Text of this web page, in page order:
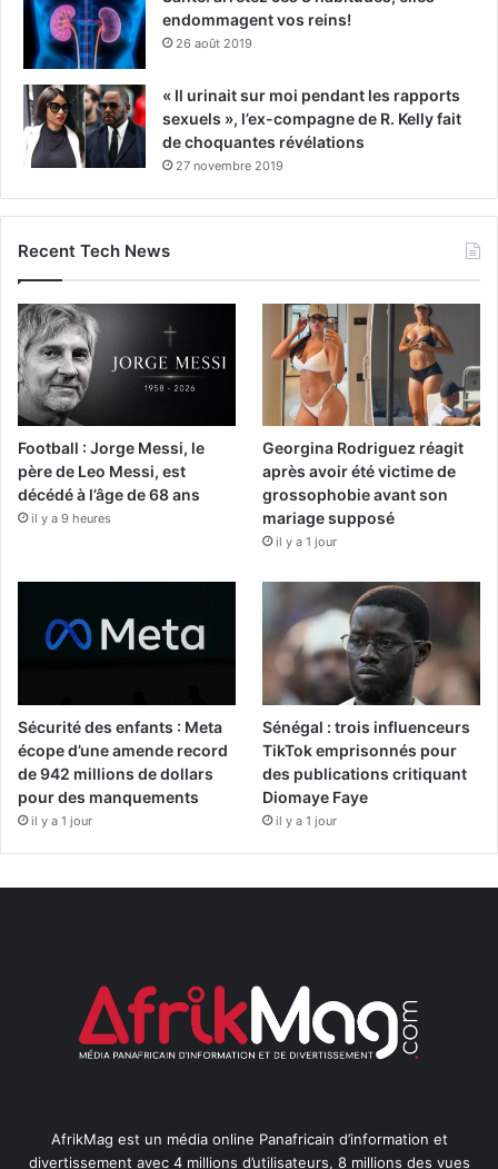
endommagent vos reins!
26 août 2019
« Il urinait sur moi pendant les rapports
sexuels », l’ex-compagne de R. Kelly fait
de choquantes révélations
27 novembre 2019
Recent Tech News
Football : Jorge Messi, le
père de Leo Messi, est
décédé à l’âge de 68 ans
il y a 9 heures
Georgina Rodriguez réagit
après avoir été victime de
grossophobie avant son
mariage supposé
il y a 1 jour
Sécurité des enfants : Meta
écope d’une amende record
de 942 millions de dollars
pour des manquements
il y a 1 jour
Sénégal : trois influenceurs
TikTok emprisonnés pour
des publications critiquant
Diomaye Faye
il y a 1 jour
AfrikMag est un média online Panafricain d’information et
divertissement avec 4 millions d’utilisateurs, 8 millions des vues